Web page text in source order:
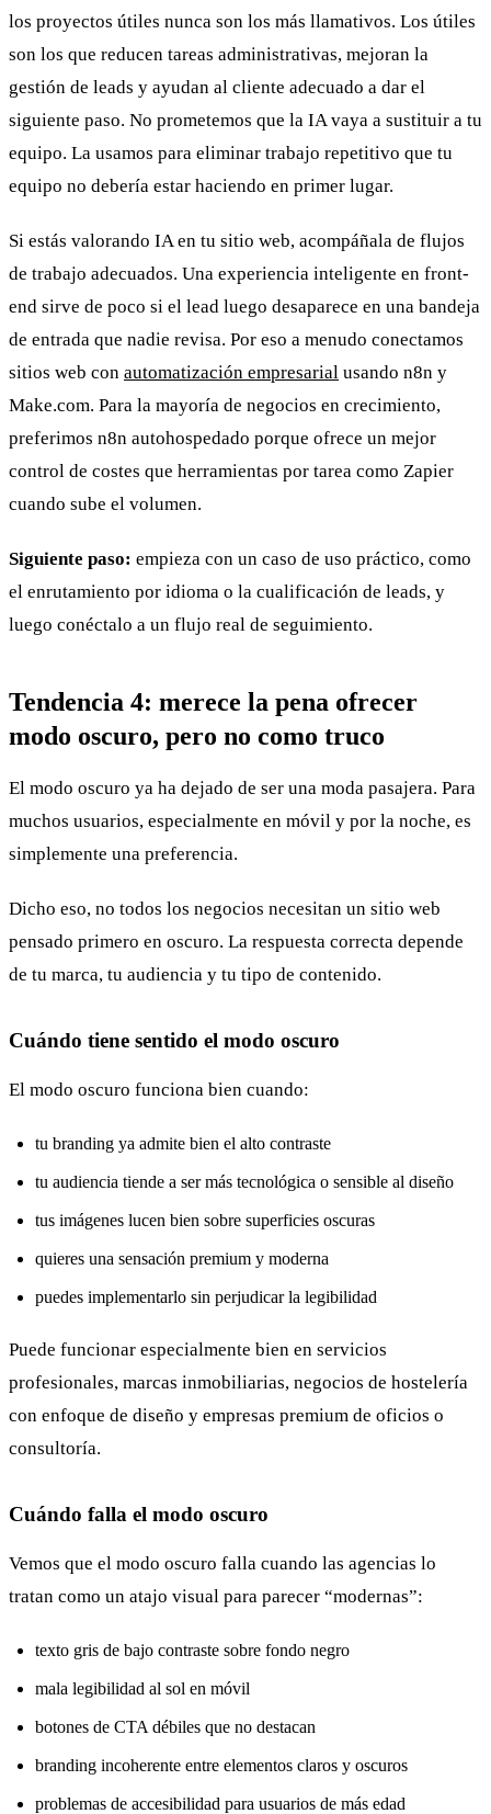
los proyectos útiles nunca son los más llamativos. Los útiles
son los que reducen tareas administrativas, mejoran la
gestión de leads y ayudan al cliente adecuado a dar el
siguiente paso. No prometemos que la IA vaya a sustituir a tu
equipo. La usamos para eliminar trabajo repetitivo que tu
equipo no debería estar haciendo en primer lugar.
Si estás valorando IA en tu sitio web, acompáñala de flujos
de trabajo adecuados. Una experiencia inteligente en front-
end sirve de poco si el lead luego desaparece en una bandeja
de entrada que nadie revisa. Por eso a menudo conectamos
sitios web con automatización empresarial usando n8n y
Make.com. Para la mayoría de negocios en crecimiento,
preferimos n8n autohospedado porque ofrece un mejor
control de costes que herramientas por tarea como Zapier
cuando sube el volumen.
Siguiente paso: empieza con un caso de uso práctico, como
el enrutamiento por idioma o la cualificación de leads, y
luego conéctalo a un flujo real de seguimiento.
Tendencia 4: merece la pena ofrecer
modo oscuro, pero no como truco
El modo oscuro ya ha dejado de ser una moda pasajera. Para
muchos usuarios, especialmente en móvil y por la noche, es
simplemente una preferencia.
Dicho eso, no todos los negocios necesitan un sitio web
pensado primero en oscuro. La respuesta correcta depende
de tu marca, tu audiencia y tu tipo de contenido.
Cuándo tiene sentido el modo oscuro
El modo oscuro funciona bien cuando:
tu branding ya admite bien el alto contraste
tu audiencia tiende a ser más tecnológica o sensible al diseño
tus imágenes lucen bien sobre superficies oscuras
quieres una sensación premium y moderna
puedes implementarlo sin perjudicar la legibilidad
Puede funcionar especialmente bien en servicios
profesionales, marcas inmobiliarias, negocios de hostelería
con enfoque de diseño y empresas premium de oficios o
consultoría.
Cuándo falla el modo oscuro
Vemos que el modo oscuro falla cuando las agencias lo
tratan como un atajo visual para parecer “modernas”:
texto gris de bajo contraste sobre fondo negro
mala legibilidad al sol en móvil
botones de CTA débiles que no destacan
branding incoherente entre elementos claros y oscuros
problemas de accesibilidad para usuarios de más edad